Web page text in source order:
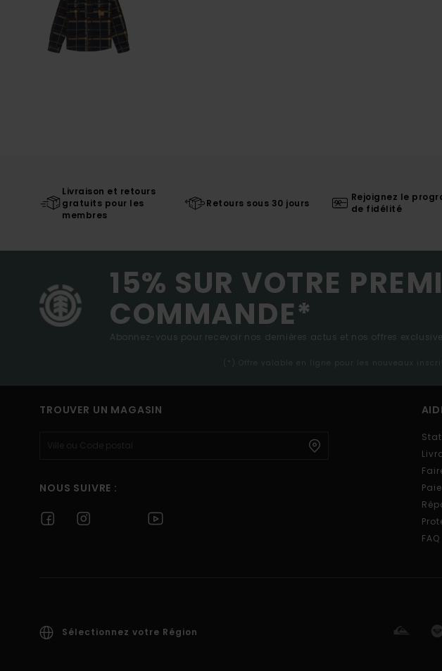
Livraison et retours
gratuits pour les
membres
Retours sous 30 jours
Rejoignez le
de fidélité
15% SUR VOTRE
COMMANDE*
Abonnez-vous pour recevoir nos dernières actus et nos offres
(*) Offre valable en ligne pour les nouveaux
TROUVER UN MAGASIN
NOUS SUIVRE :
Sélectionnez votre Région